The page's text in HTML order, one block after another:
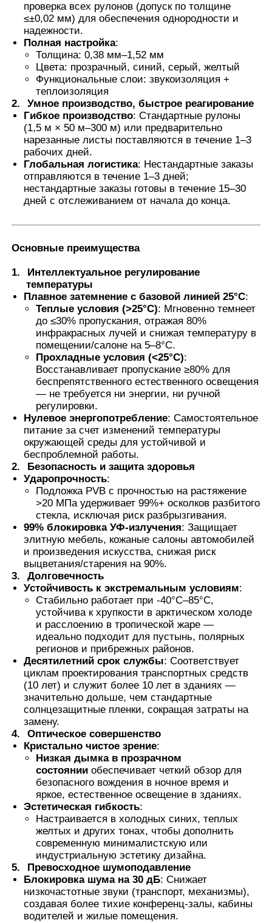
Умный фильм PDLC
Прозрачная нанокерамическая краска
Фотохромная пленка
Окраска автомобильных окон
Умное стекло pdlc
Фильм PNLC
Термохромная PVB пленка
проверка всех рулонов (допуск по толщине
≤±0,02 мм) для обеспечения однородности и
надежности.
Полная настройка:
Толщина: 0,38 мм–1,52 мм
Цвета: прозрачный, синий, серый, желтый
Функциональные слои: звукоизоляция +
теплоизоляция
2.
Умное производство, быстрое реагирование
Гибкое производство: Стандартные рулоны
(1,5 м × 50 м–300 м) или предварительно
нарезанные листы поставляются в течение 1–3
рабочих дней.
Глобальная логистика: Нестандартные заказы
отправляются в течение 1–3 дней;
нестандартные заказы готовы в течение 15–30
дней с отслеживанием от начала до конца.
Основные преимущества
1.
Интеллектуальное регулирование
температуры
Плавное затемнение с базовой линией 25°C:
Теплые условия (>25°C): Мгновенно темнеет
до ≤30% пропускания, отражая 80%
инфракрасных лучей и снижая температуру в
помещении/салоне на 5–8°C.
Прохладные условия (<25°C):
Восстанавливает пропускание ≥80% для
беспрепятственного естественного освещения
— не требуется ни энергии, ни ручной
регулировки.
Нулевое энергопотребление: Самостоятельное
питание за счет изменений температуры
окружающей среды для устойчивой и
беспроблемной работы.
2.
Безопасность и защита здоровья
Ударопрочность:
Подложка PVB с прочностью на растяжение
>20 МПа удерживает 99%+ осколков разбитого
стекла, исключая риск разбрызгивания.
99% блокировка УФ-излучения: Защищает
элитную мебель, кожаные салоны автомобилей
и произведения искусства, снижая риск
выцветания/старения на 90%.
3.
Долговечность
Устойчивость к экстремальным условиям:
Стабильно работает при -40°C–85°C,
устойчива к хрупкости в арктическом холоде
и расслоению в тропической жаре —
идеально подходит для пустынь, полярных
регионов и прибрежных районов.
Десятилетний срок службы: Соответствует
циклам проектирования транспортных средств
(10 лет) и служит более 10 лет в зданиях —
значительно дольше, чем стандартные
солнцезащитные пленки, сокращая затраты на
замену.
4.
Оптическое совершенство
Кристально чистое зрение:
Низкая дымка в прозрачном
состоянии обеспечивает четкий обзор для
безопасного вождения в ночное время и
яркое, естественное освещение в зданиях.
Эстетическая гибкость:
Настраивается в холодных синих, теплых
желтых и других тонах, чтобы дополнить
современную минималистскую или
индустриальную эстетику дизайна.
5.
Превосходное шумоподавление
Блокировка шума на 30 дБ: Снижает
низкочастотные звуки (транспорт, механизмы),
создавая более тихие конференц-залы, кабины
водителей и жилые помещения.